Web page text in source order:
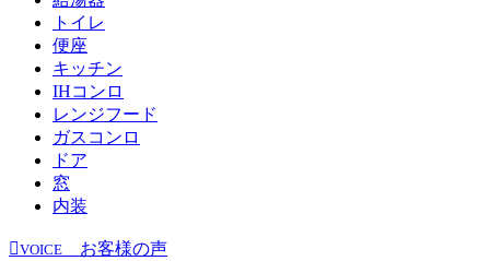
トイレ
便座
キッチン
IHコンロ
レンジフード
ガスコンロ
ドア
窓
内装
VOICE お客様の声